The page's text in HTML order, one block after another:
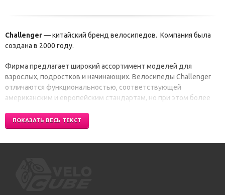
Challenger— китайский бренд велосипедов. Компания была
создана в 2000 году.
Фирма предлагает широкий ассортимент моделей для
взрослых, подростков и начинающих. Велосипеды Challenger
отличаются функциональностью, соответствующей
американским и европейским стандартам, но при этом более
ПОКАЗАТЬ ВЕСЬ ТЕКСТ